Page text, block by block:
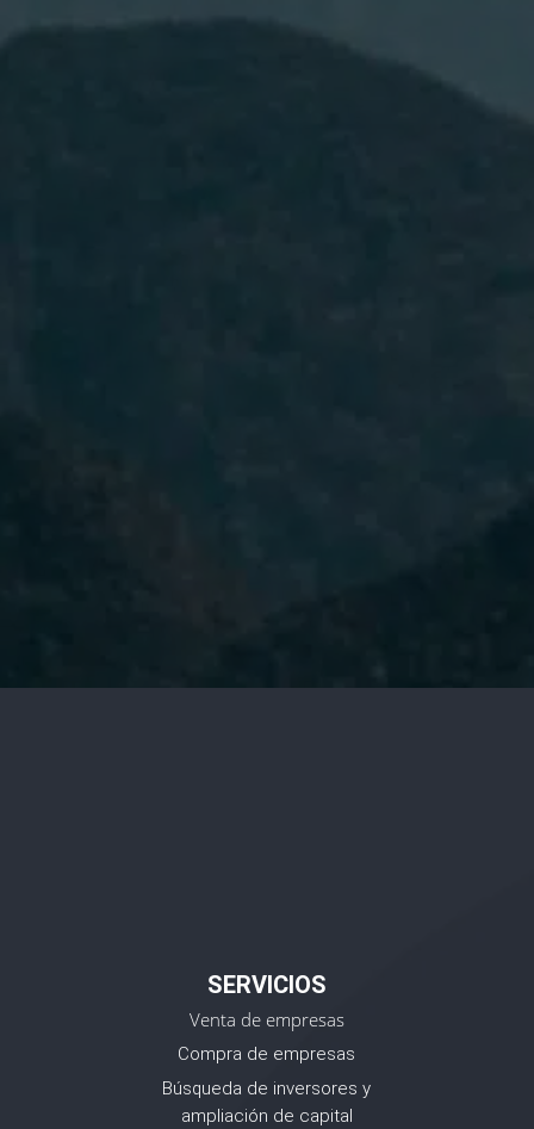
SERVICIOS
Venta de empresas
Compra de empresas
Búsqueda de inversores y
ampliación de capital